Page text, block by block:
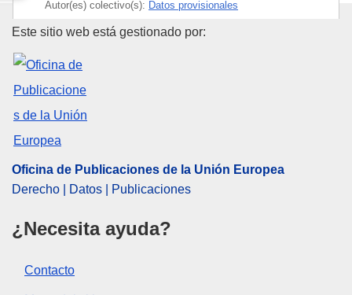
Autor(es) colectivo(s): Datos provisionales
Oficina de Publicaciones de la
Este sitio web está gestionado por:
Oficina de Publicaciones de la Unión Europea
Derecho | Datos | Publicaciones
¿Necesita ayuda?
Contacto